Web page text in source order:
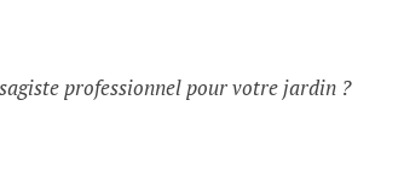
professionnel pour votre jardin ?